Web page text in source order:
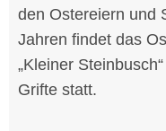
den Ostereiern und
Jahren findet das
„Kleiner
Grifte statt.